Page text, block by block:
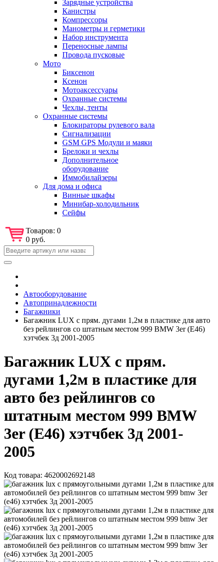
Зарядные устройства
Канистры
Компрессоры
Манометры и герметики
Набор инструмента
Переносные лампы
Провода пусковые
Мото
Биксенон
Ксенон
Мотоаксессуары
Охранные системы
Чехлы, тенты
Охранные системы
Блокираторы рулевого вала
Сигнализации
GSM GPS Модули и маяки
Брелоки и чехлы
Дополнительное
оборудование
Иммобилайзеры
Для дома и офиса
Винные шкафы
Минибар-холодильник
Сейфы
Товаров: 0
0 руб.
Автооборудование
Автопринадлежности
Багажники
Багажник LUX с прям. дугами 1,2м в пластике для авто
без рейлингов со штатным местом 999 BMW 3er (Е46)
хэтчбек 3д 2001-2005
Багажник LUX с прям.
дугами 1,2м в пластике для
авто без рейлингов со
штатным местом 999 BMW
3er (Е46) хэтчбек 3д 2001-
2005
Код товара: 4620002692148